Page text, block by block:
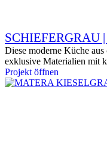
SCHIEFERGRAU
Diese moderne Küche
exklusive Materialien mit
Projekt öffnen